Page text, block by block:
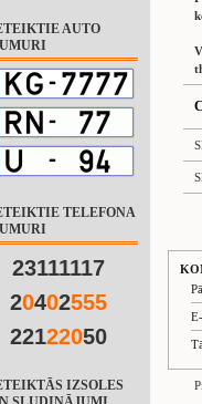
AUTO
TELEFONA
23111117
20402555
22122050
IZSOLES